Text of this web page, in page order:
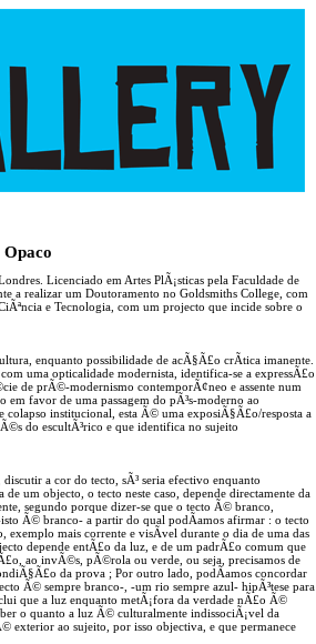
Licenciado em Artes PlÃ¡sticas pela Faculdade de
a realizar um Doutoramento no Goldsmiths College, com
e Tecnologia, com um projecto que incide sobre o
enquanto possibilidade de acÃ§Ã£o crÃ­tica imanente.
uma opticalidade modernista, identifica-se a expressÃ£o
de prÃ©-modernismo contemporÃ¢neo e assente num
favor de uma passagem do pÃ³s-moderno ao
colapso institucional, esta Ã© uma exposiÃ§Ã£o/resposta a
do escultÃ³rico e que identifica no sujeito
discutir a cor do tecto, sÃ³ seria efectivo enquanto
um objecto, o tecto neste caso, depende directamente da
segundo porque dizer-se que o tecto Ã© branco,
Ã© branco- a partir do qual podÃ­amos afirmar : o tecto
exemplo mais corrente e visÃ­vel durante o dia de uma das
depende entÃ£o da luz, e de um padrÃ£o comum que
ao invÃ©s, pÃ©rola ou verde, ou seja, precisamos de
da prova ; Por outro lado, podÃ­amos concordar
Ã© sempre branco-, -um rio sempre azul- hipÃ³tese para
que a luz enquanto metÃ¡fora da verdade nÃ£o Ã©
o quanto a luz Ã© culturalmente indissociÃ¡vel da
exterior ao sujeito, por isso objectiva, e que permanece